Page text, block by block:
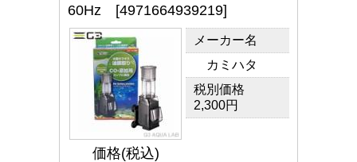
60Hz [4971664939219]
価格(税込)
メーカー名
カミハタ
税別価格
2,300円